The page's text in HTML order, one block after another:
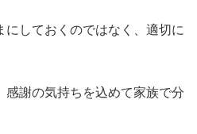
にしておくのではなく、適切に
感謝の気持ちを込めて家族で分